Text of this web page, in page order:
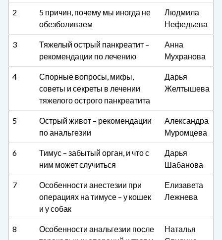
2
5 причин, почему мы иногда не
обезболиваем
Людмила
Нефедьева
3
Тяжелый острый панкреатит –
рекомендации по лечению
Анна
Мухранова
4
Спорные вопросы, мифы,
советы и секреты в лечении
тяжелого острого панкреатита
Дарья
Желтышева
5
Острый живот – рекомендации
по анальгезии
Александра
Муромцева
6
Тимус – забытый орган, и что с
ним может случиться
Дарья
Шабанова
7
Особенности анестезии при
операциях на тимусе – у кошек
и у собак
Елизавета
Лежнева
8
Особенности анальгезии после
Наталья